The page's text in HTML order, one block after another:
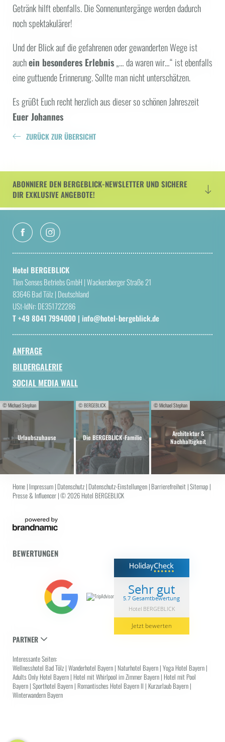
Getränk hilft ebenfalls. Die Sonnenuntergänge werden dadurch
noch spektakulärer!
Und der Blick auf die gefahrenen oder gewanderten Wege ist
auchein besonderes Erlebnis„… da waren wir…“ ist ebenfalls
eine guttuende Erinnerung. Sollte man nicht unterschätzen.
Es grüßt Euch recht herzlich aus dieser so schönen Jahreszeit
Euer Johannes
ZURÜCK ZUR ÜBERSICHT
ABONNIERE DEN BERGEBLICK-NEWSLETTER UND SICHERE
DIR EXKLUSIVE ANGEBOTE!
Hotel BERGEBLICK
Tien Senses Betriebs GmbH|Wackersberger Straße 21
83646 Bad Tölz| Deutschland
USt-IdNr: DE351722286
T +49 8041 7994000 | info@hotel-bergeblick.de
ANFRAGE
BILDERGALERIE
SOCIAL MEDIA WALL
© Michael Stephan
Urlaubszuhause
© BERGEBLICK
Die BERGEBLICK-Familie
© Michael Stephan
Architektur &
Nachhaltigkeit
Home | Impressum | Datenschutz | Datenschutz-Einstellungen | Barrierefreiheit |Sitemap |
Presse & Influencer |© 2026 Hotel BERGEBLICK
BEWERTUNGEN
Sehr gut
5.7 Gesamtbewertung
Hotel BERGEBLICK
Jetzt bewerten
PARTNER
Interessante Seiten:
Wellnesshotel Bad Tölz | Wanderhotel Bayern | Naturhotel Bayern | Yoga Hotel Bayern |
Adults Only Hotel Bayern | Hotel mit Whirlpool im Zimmer Bayern | Hotel mit Pool
Bayern | Sporthotel Bayern | Romantisches Hotel Bayern II | Kurzurlaub Bayern |
Winterwandern Bayern